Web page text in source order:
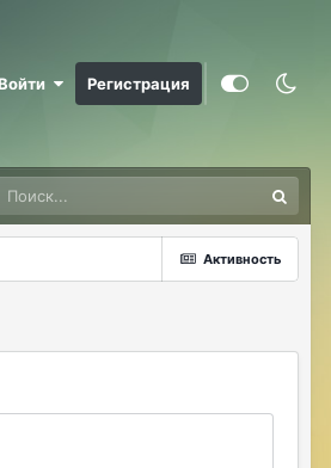
Регистрация
Активность
Скофилд 07/28/26 09:16 AM
ненадо заниматься этой
08/04/26 09:23 AM
два клана с сервера вышли
печально (
08/04/26 10:24 AM
08/04/26 10:53 AM